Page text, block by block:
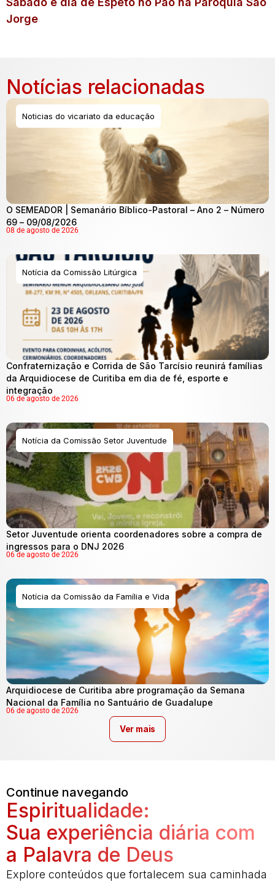
Jorge
Notícias relacionadas
Noticias do vicariato da educação
O SEMEADOR | Semanário Bíblico-Pastoral – Ano 2 – Número
69 – 09/08/2026
08 de agosto de 2026
Notícia da Comissão Litúrgica
Confraternização e Corrida de São Tarcísio reunirá famílias
da Arquidiocese de Curitiba em dia de fé, esporte e
integração
06 de agosto de 2026
Notícia da Comissão Setor Juventude
Setor Juventude orienta coordenadores sobre a compra de
ingressos para o DNJ 2026
06 de agosto de 2026
Notícia da Comissão da Família e Vida
Arquidiocese de Curitiba abre programação da Semana
Nacional da Família no Santuário de Guadalupe
06 de agosto de 2026
Ver mais
Continue navegando
Espiritualidade:
Sua experiência diária com
a Palavra de Deus
Explore conteúdos que fortalecem sua caminhada